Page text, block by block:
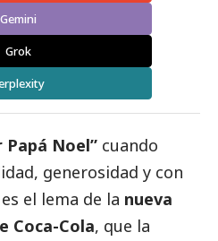
Gemini
Grok
Noel” cuando
generosidad y con
el lema de la nueva
Coca-Cola, que la